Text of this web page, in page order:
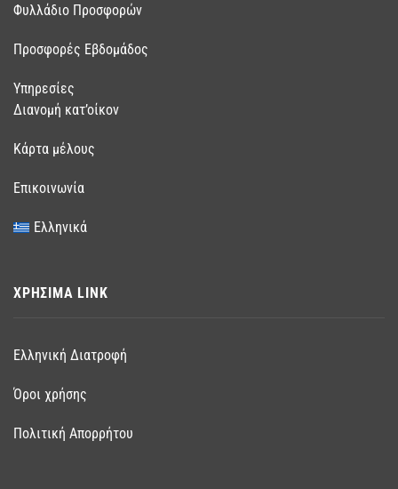
Φυλλάδιο Προσφορών
Προσφορές Εβδομάδος
Υπηρεσίες
Διανομή κατ’οίκον
Κάρτα μέλους
Επικοινωνία
Ελληνικά
ΧΡΗΣΙΜΑ LINK
Ελληνική Διατροφή
Όροι χρήσης
Πολιτική Απορρήτου